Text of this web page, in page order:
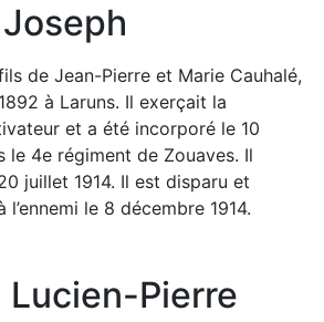
de Jean-Pierre et Marie Cauhalé,
à Laruns. Il exerçait la
et a été incorporé le 10
le 4e régiment de Zouaves. Il
juillet 1914. Il est disparu et
le 8 décembre 1914.
Lucien-Pierre